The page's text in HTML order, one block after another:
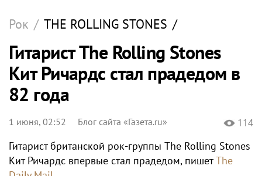
Рок / THE ROLLING STONES /
Гитарист The Rolling Stones
Кит Ричардс стал прадедом в
82 года
1 июня, 02:52 Блог сайта «Газета.ru» 114
Гитарист британской рок-группы The Rolling Stones
Кит Ричардс впервые стал прадедом, пишетThe